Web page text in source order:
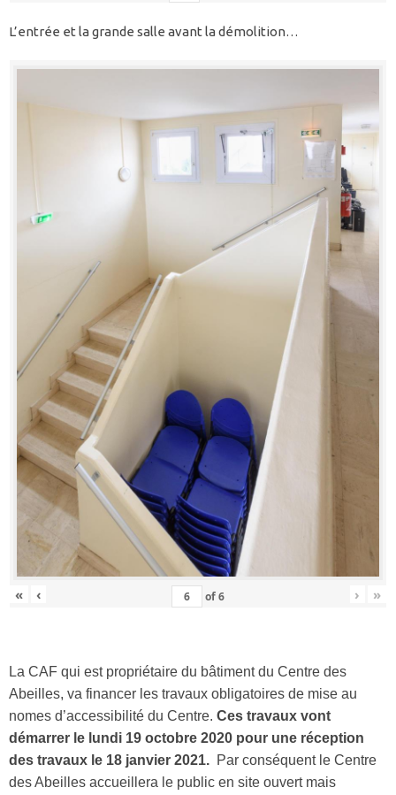
L’entrée et la grande salle avant la démolition…
« ‹ of6 › »
La CAF qui est propriétaire du bâtiment du Centre des
Abeilles, va financer les travaux obligatoires de mise au
nomes d’accessibilité du Centre. Ces travaux vont
démarrer le lundi 19 octobre 2020 pour une réception
des travaux le 18 janvier 2021. Par conséquent le Centre
des Abeilles accueillera le public en site ouvert mais